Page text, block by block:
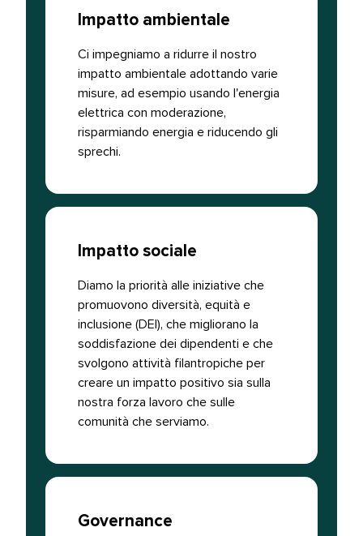
Impatto ambientale​​
Ci impegniamo a ridurre il nostro
impatto ambientale adottando varie
misure, ad esempio usando l'energia
elettrica con moderazione,
risparmiando energia e riducendo gli
sprechi.​​
Impatto sociale​​
Diamo la priorità alle iniziative che
promuovono diversità, equità e
inclusione (DEI), che migliorano la
soddisfazione dei dipendenti e che
svolgono attività filantropiche per
creare un impatto positivo sia sulla
nostra forza lavoro che sulle
comunità che serviamo.​​
Governance​​